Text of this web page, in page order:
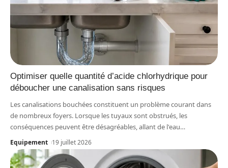
Optimiser quelle quantité d’acide chlorhydrique pour
déboucher une canalisation sans risques
Les canalisations bouchées constituent un problème courant dans
de nombreux foyers. Lorsque les tuyaux sont obstrués, les
conséquences peuvent être désagréables, allant de l'eau…
Equipement 19 juillet 2026